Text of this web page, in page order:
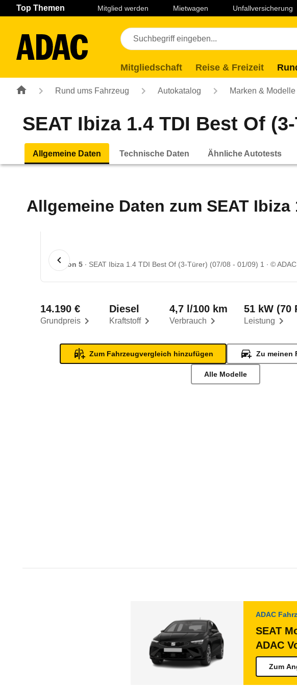
Navigation Seiteninhalt Fußzeile
Top Themen Mitglied werden Mietwagen Unfallversicherung
Mitgliedschaft Reise & Freizeit
Rund ums Fahrzeug Autokatalog Marken & Modelle
SEAT Ibiza 1.4 TDI Best Of
Allgemeine Daten Technische Daten Ähnliche Autotests
Allgemeine Daten zum SEAT Ibiza
1 von 5 SEAT Ibiza 1.4 TDI Best Of (3-Türer) (07/08 - 01/09) 1 © ADAC
Grundpreis
14.190 €
Kraftstoff
Diesel
Verbrauch
4,7 l/100 km
Leistung
51 kW (70
Zum Fahrzeugvergleich hinzufügen Zu meinen
Alle Modelle
ADAC
SEAT
ADAC
Zum